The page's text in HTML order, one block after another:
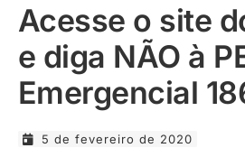
PUBLICAÇÕES
DOCUMENTOS
Acesse o site
e diga NÃO à
Emergencial
5 de fevereiro de 2020